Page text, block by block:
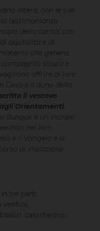
intera, con le sue
testimonianza
della carità, con
ospitalità e di
che genera,
sicura e
offrire ai loro
Gesù e il dono della
il vescovo
Orientamenti
dunque è un iniziale
nel loro
e il Vangelo e si
di iniziazione
tre parti:
verifica;
catechetico,